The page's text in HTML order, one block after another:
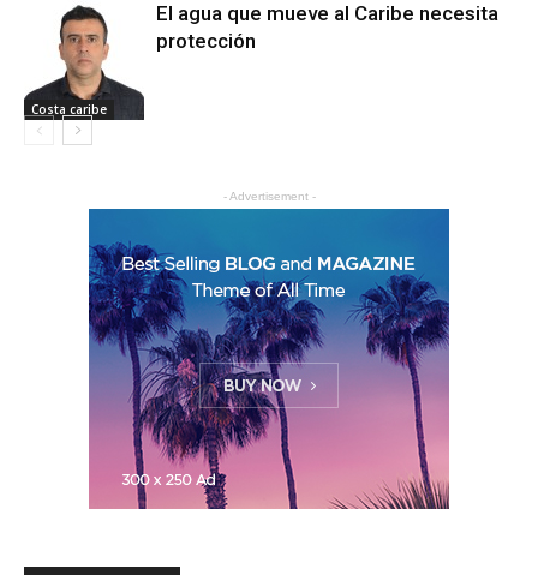
Costa caribe
El agua que mueve al Caribe necesita
protección
- Advertisement -